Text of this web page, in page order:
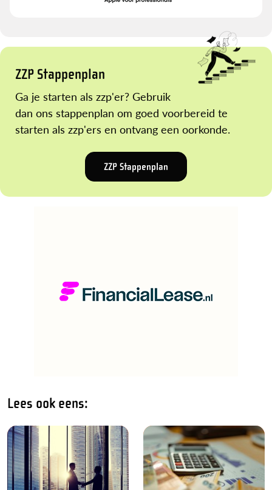
ZZP Stappenplan
Ga je starten als zzp'er? Gebruik
dan ons stappenplan om goed voorbereid te
starten als zzp'ers en ontvang een oorkonde.
ZZP Stappenplan
Lees ook eens: